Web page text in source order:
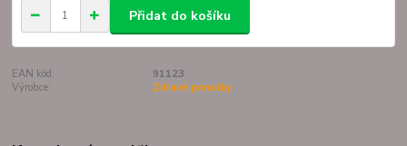
Přidat do košíku
EAN kód:
91123
Výrobce:
Zdravé ponožky